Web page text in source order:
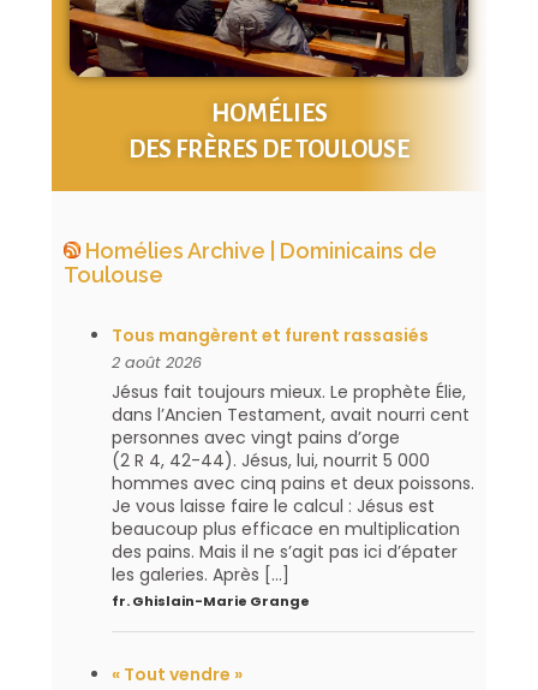
HOMÉLIES
DES FRÈRES DE TOULOUSE
Homélies Archive | Dominicains de
Toulouse
Tous mangèrent et furent rassasiés
2 août 2026
Jésus fait toujours mieux. Le prophète Élie,
dans l’Ancien Testament, avait nourri cent
personnes avec vingt pains d’orge
(2 R 4, 42-44). Jésus, lui, nourrit 5 000
hommes avec cinq pains et deux poissons.
Je vous laisse faire le calcul : Jésus est
beaucoup plus efficace en multiplication
des pains. Mais il ne s’agit pas ici d’épater
les galeries. Après […]
fr. Ghislain-Marie Grange
« Tout vendre »